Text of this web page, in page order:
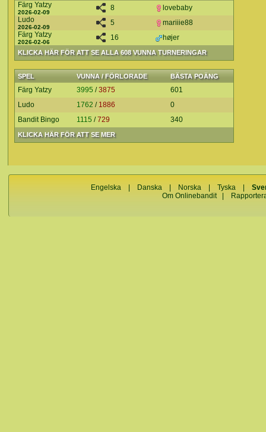
KLICKA HÄR FÖR ATT SE ALLA 608 VUNNA TURNERINGAR
Färg Yatzy
2026-02-09
8
lovebaby
Ludo
2026-02-09
5
mariiie88
Färg Yatzy
2026-02-06
16 højer
SPEL VUNNA / FÖRLORADE BÄSTA POÄNG
KLICKA HÄR FÖR ATT SE MER
Färg Yatzy 3995 /3875
601
Ludo
1762 / 1886
0
Bandit Bingo
1115 /729 340
Engelska Danska Norska |Tyska |
Om Onlinebandit|